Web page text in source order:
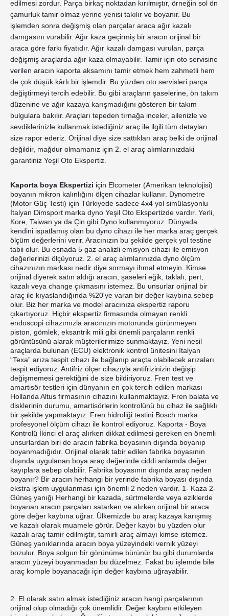
edilmesi zordur. Parça birkaç noktadan kırılmıştır, örneğin sol ön
çamurluk tamir olmaz yerine yenisi takılır ve boyanır. Bu
işlemden sonra değişmiş olan parçalar araca ağır kazalı
damgasını vurabilir. Ağır kaza geçirmiş bir aracın orijinal bir
araca göre farkı fiyatıdır. Ağır kazalı damgası vurulan, parça
değişmiş araçlarda ağır kaza olmayabilir. Tamir için oto servisine
verilen aracın kaporta aksamını tamir etmek hem zahmetli hem
de çok düşük kârlı bir işlemdir. Bu yüzden oto servisleri parça
değiştirmeyi tercih edebilir. Bu gibi araçların şaselerine, ön takım
düzenine ve ağır kazaya karışmadığını gösteren bir takım
bulgulara bakılır. Araçları tepeden tırnağa inceler, ailenizle ve
sevdiklerinizle kullanmak istediğiniz araç ile ilgili tüm detayları
size rapor ederiz. Orijinal diye size sattıkları araç belki de orijinal
değildir, mağdur olmamanız için 2. el araç alımlarınızdaki
garantiniz Yeşil Oto Ekspertiz.
Kaporta boya Ekspertizi için Elcometer (Amerikan teknolojisi)
boyanın mikron kalınlığını ölçen cihazlar kullanır. Dynometre
(Motor Güç Testi) için Türkiyede sadece 4x4 yol simülasyonlu
İtalyan Dimsport marka dyno Yeşil Oto Ekspertizde vardır. Yerli,
Kore, Taiwan ya da Çin gibi Dyno kullanmıyoruz. Dünyada
kendini ispatlamış olan bu dyno cihazı ile her marka araç gerçek
ölçüm değerlerini verir. Aracınızın bu şekilde gerçek yol testine
tabii olur. Bu esnada 5 gaz analizli emisyon cihazı ile emisyon
değerlerinizi ölçüyoruz. 2. el araç alımlarınızda dyno ölçüm
cihazınızın markası nedir diye sormayı ihmal etmeyin. Kimse
orijinal diyerek satın aldığı aracın, şaseleri eğik, taklalı, pert,
kazalı veya change çıkmasını istemez. Bu unsurlar orijinal bir
araç ile kıyaslandığında %20'ye varan bir değer kaybına sebep
olur. Biz her marka ve model aracınıza ekspertiz raporu
çıkartıyoruz. Hiçbir ekspertiz firmasında olmayan renkli
endoscopi cihazımızla aracınızın motorunda görünmeyen
piston, gömlek, eksantrik mili gibi önemli parçaların renkli
görüntüsünü alarak müşterilerimize sunmaktayız. Yeni nesil
araçlarda bulunan (ECU) elektronik kontrol ünitesini İtalyan
“Texa” arıza tespit cihazı ile bağlanıp araçta olabilecek arızaları
tespit ediyoruz. Antifriz ölçer cihazıyla antifrizinizin değişip
değişmemesi gerektiğini de size bildiriyoruz. Fren test ve
amartisör testleri için dünyanın en çok tercih edilen markası
Hollanda Altus firmasının cihazını kullanmaktayız. Fren balata ve
disklerinin durumu, amartisörlerin kontrolünü bu cihaz ile sağlıklı
bir şekilde yapmaktayız. Fren hidroliği testini Bosch marka
profesyonel ölçüm cihazı ile kontrol ediyoruz. Kaporta - Boya
Kontrolü İkinci el araç alırken dikkat edilmesi gereken en önemli
unsurlardan biri de aracın fabrika boyasının dışında boyanıp
boyanmadığıdır. Orijinal olarak tabir edilen fabrika boyasının
dışında uygulanan boya araç değerinde ciddi anlamda değer
kayıplara sebep olabilir. Fabrika boyasının dışında araç neden
boyanır? Bir aracın herhangi bir yerinde fabrika boyası dışında
ekstra işlem uygulanması için önemli 2 neden vardır. 1- Kaza 2-
Güneş yanığı Herhangi bir kazada, sürtmelerde veya eziklerde
boyanan aracın parçaları satarken ve alırken orijinal bir araca
göre değer kaybına uğrar. Ülkemizde bu araç kazaya karışmış
ve kazalı olarak muamele görür. Değer kaybı bu yüzden olur
kazalı araç tamir edilmiştir, tamirli araç almayı kimse istemez.
Güneş yanıklarında aracın boya yüzeyindeki vernik yüzeyi
bozulur. Boya solgun bir görünüme bürünür bu gibi durumlarda
aracın yüzeyi boyanmadan bu düzelmez. Fakat bu işlemde bile
araç komple boyanacağı için değer kaybına uğrayabilir.
2. El olarak satın almak istediğiniz aracın hangi parçalarının
orijinal olup olmadığı çok önemlidir. Değer kaybını etkileyen